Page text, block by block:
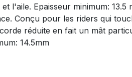
l'aile. Epaisseur minimum: 13.5
Conçu pour les riders qui
réduite en fait un mât
14.5mm